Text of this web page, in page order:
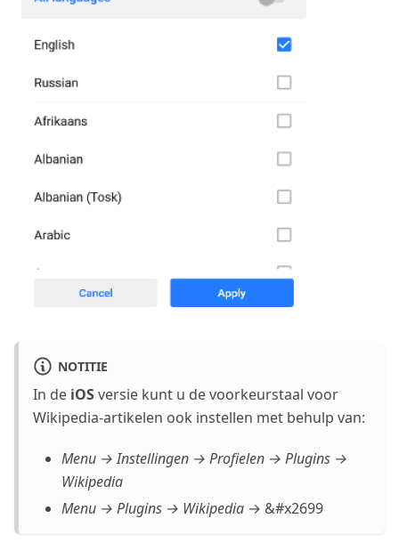
NOTITIE
In de iOSversie kunt u de voorkeurstaal voor
Wikipedia-artikelen ook instellen met behulp van:
Menu → Instellingen → Profielen → Plugins →
Wikipedia
Menu → Plugins → Wikipedia → &#x2699